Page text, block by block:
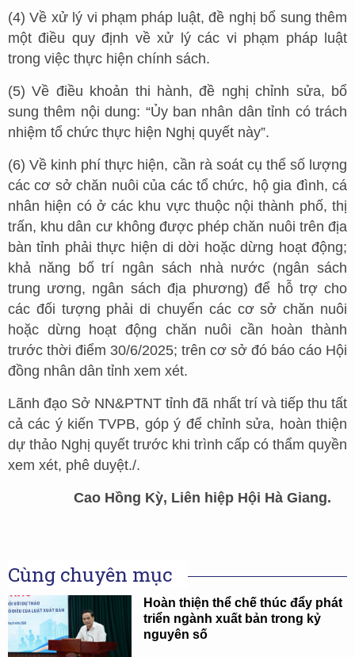
(4) Về xử lý vi phạm pháp luật, đề nghị bổ sung thêm
một điều quy định về xử lý các vi phạm pháp luật
trong việc thực hiện chính sách.
(5) Về điều khoản thi hành, đề nghị chỉnh sửa, bổ
sung thêm nội dung: “Ủy ban nhân dân tỉnh có trách
nhiệm tổ chức thực hiện Nghị quyết này”.
(6) Về kinh phí thực hiện, cần rà soát cụ thể số lượng
các cơ sở chăn nuôi của các tổ chức, hộ gia đình, cá
nhân hiện có ở các khu vực thuộc nội thành phố, thị
trấn, khu dân cư không được phép chăn nuôi trên địa
bàn tỉnh phải thực hiện di dời hoặc dừng hoạt động;
khả năng bố trí ngân sách nhà nước (ngân sách
trung ương, ngân sách địa phương) để hỗ trợ cho
các đối tượng phải di chuyển các cơ sở chăn nuôi
hoặc dừng hoạt động chăn nuôi cần hoàn thành
trước thời điểm 30/6/2025; trên cơ sở đó báo cáo Hội
đồng nhân dân tỉnh xem xét.
Lãnh đạo Sở NN&PTNT tỉnh đã nhất trí và tiếp thu tất
cả các ý kiến TVPB, góp ý để chỉnh sửa, hoàn thiện
dự thảo Nghị quyết trước khi trình cấp có thẩm quyền
xem xét, phê duyệt./.
Cao Hồng Kỳ, Liên hiệp Hội Hà Giang.
Cùng chuyên mục
Hoàn thiện thể chế thúc đẩy phát
triển ngành xuất bản trong kỷ
nguyên số